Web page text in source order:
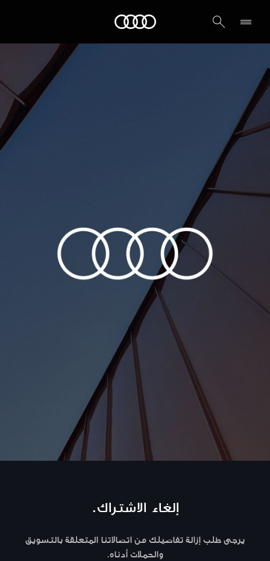
إلغاء الاشتراك.
يرجى طلب إزالة تفاصيلك من اتصالاتنا المتعلقة بالتسويق
والحملات أدناه.